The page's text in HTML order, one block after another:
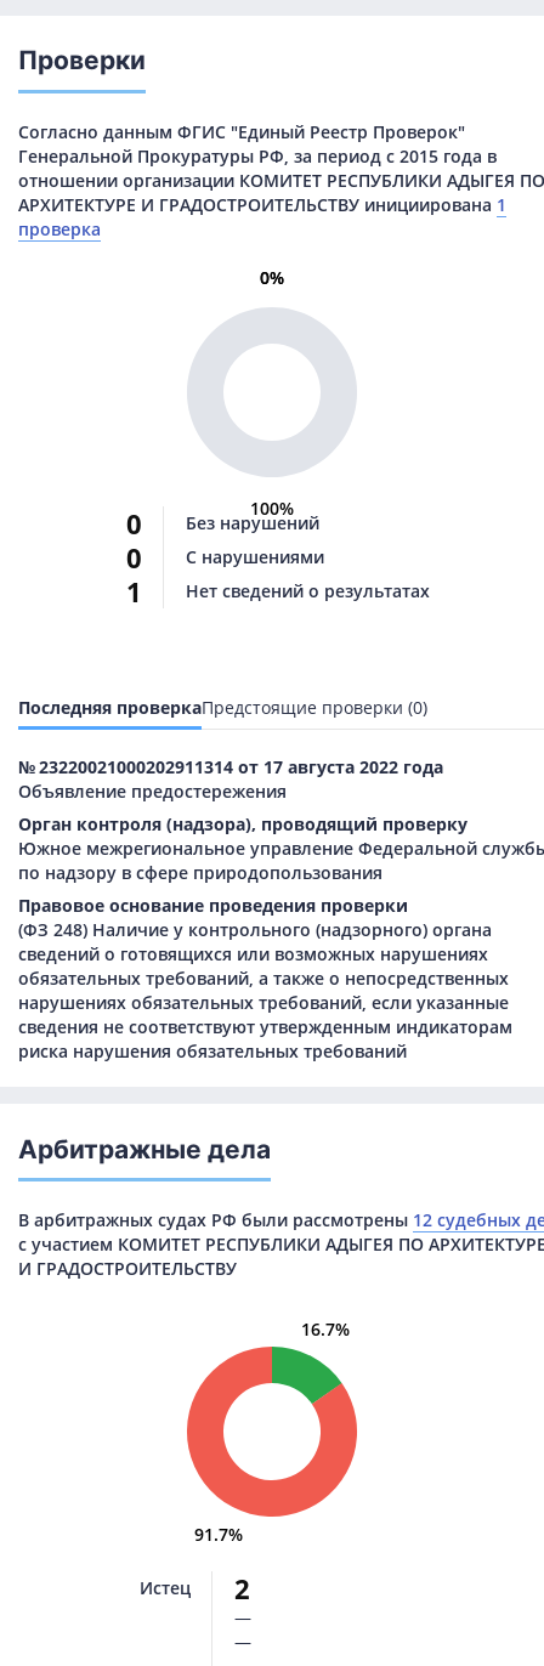
Проверки
Согласно данным ФГИС "Единый Реестр Проверок"
Генеральной Прокуратуры РФ, за период с 2015 года в
отношении организации КОМИТЕТ РЕСПУБЛИКИ АДЫГЕЯ ПО
АРХИТЕКТУРЕ И ГРАДОСТРОИТЕЛЬСТВУ инициирована 1
проверка
0%
0%
100%
0
0
1
Без нарушений
С нарушениями
Нет сведений о результатах
Последняя проверкаПредстоящие проверки (0)
№ 23220021000202911314 от 17 августа 2022 года
Объявление предостережения
Орган контроля (надзора), проводящий проверку
Южное межрегиональное управление Федеральной
по надзору в сфере природопользования
Правовое основание проведения проверки
(ФЗ 248) Наличие у контрольного (надзорного) органа
сведений о готовящихся или возможных нарушениях
обязательных требований, а также о непосредственных
нарушениях обязательных требований, если указанные
сведения не соответствуют утвержденным индикаторам
риска нарушения обязательных требований
Арбитражные дела
В арбитражных судах РФ были рассмотрены 12 судебных
с участием КОМИТЕТ РЕСПУБЛИКИ АДЫГЕЯ ПО
И ГРАДОСТРОИТЕЛЬСТВУ
16.7%
91.7%
Истец 2
—
—